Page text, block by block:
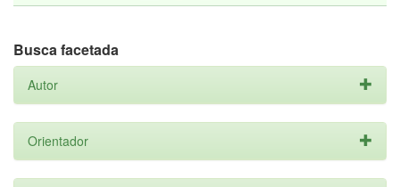
Busca facetada
Autor
Orientador